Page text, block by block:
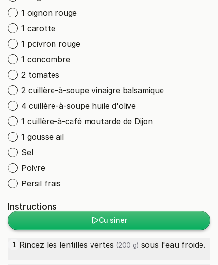
1 oignon rouge
1 carotte
1 poivron rouge
1 concombre
2 tomates
2 cuillère-à-soupe vinaigre balsamique
4 cuillère-à-soupe huile d'olive
1 cuillère-à-café moutarde de Dijon
1 gousse ail
Sel
Poivre
Persil frais
Instructions
Cuisiner
1 Rincez les lentilles vertes (200 g) sous l'eau froide.